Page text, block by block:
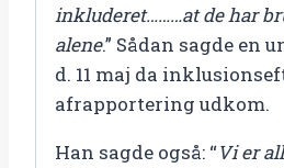
inkluderet………at de har
alene.” Sådan sagde en
d. 11 maj da
afrapportering udkom.
Han sagde også: “Vi er